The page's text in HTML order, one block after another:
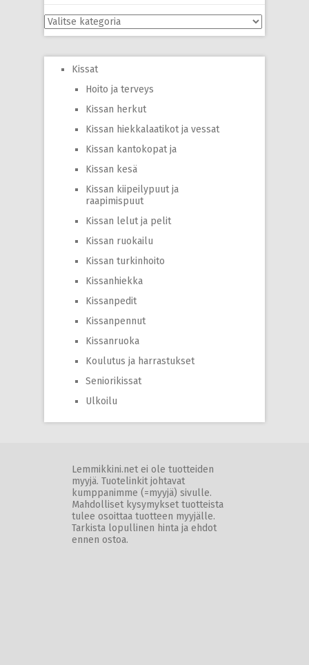
Kategoriat
Kissat
Hoito ja terveys
Kissan herkut
Kissan hiekkalaatikot ja vessat
Kissan kantokopat ja
Kissan kesä
Kissan kiipeilypuut ja
raapimispuut
Kissan lelut ja pelit
Kissan ruokailu
Kissan turkinhoito
Kissanhiekka
Kissanpedit
Kissanpennut
Kissanruoka
Koulutus ja harrastukset
Seniorikissat
Ulkoilu
Lemmikkini.net ei ole tuotteiden
myyjä. Tuotelinkit johtavat
kumppanimme (=myyjä) sivulle.
Mahdolliset kysymykset tuotteista
tulee osoittaa tuotteen myyjälle.
Tarkista lopullinen hinta ja ehdot
ennen ostoa.